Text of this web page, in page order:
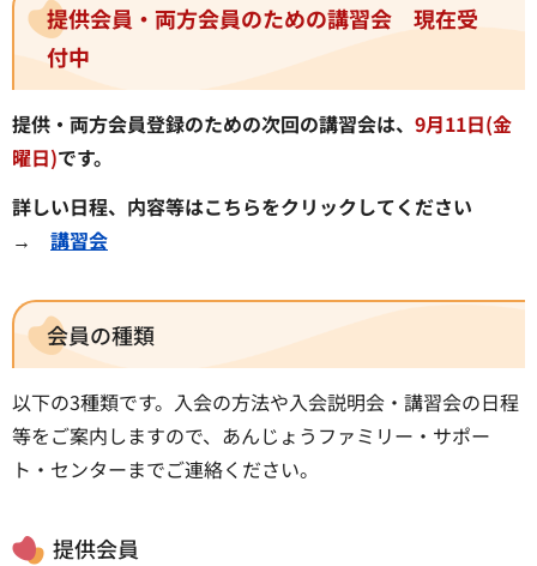
提供会員・両方会員のための講習会 現在受
付中
提供・両方会員登録のための次回の講習会は、 9月11日(金
曜日)です。
詳しい日程、内容等はこちらをクリックしてください
→ 講習会
会員の種類
以下の3種類です。入会の方法や入会説明会・講習会の日程
等をご案内しますので、あんじょうファミリー・サポー
ト・センターまでご連絡ください。
提供会員